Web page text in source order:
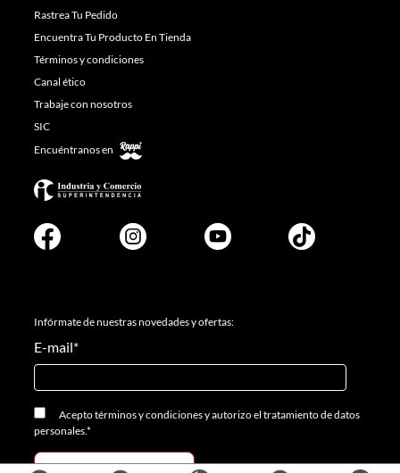
Rastrea Tu Pedido
Encuentra Tu Producto En Tienda
Términos y condiciones
Canal ético
Trabaje con nosotros
SIC
Encuéntranos en
Infórmate de nuestras novedades y ofertas:
E-mail*
Aceptotérminos y condicionesyautorizo el tratamiento de datos
personales.*